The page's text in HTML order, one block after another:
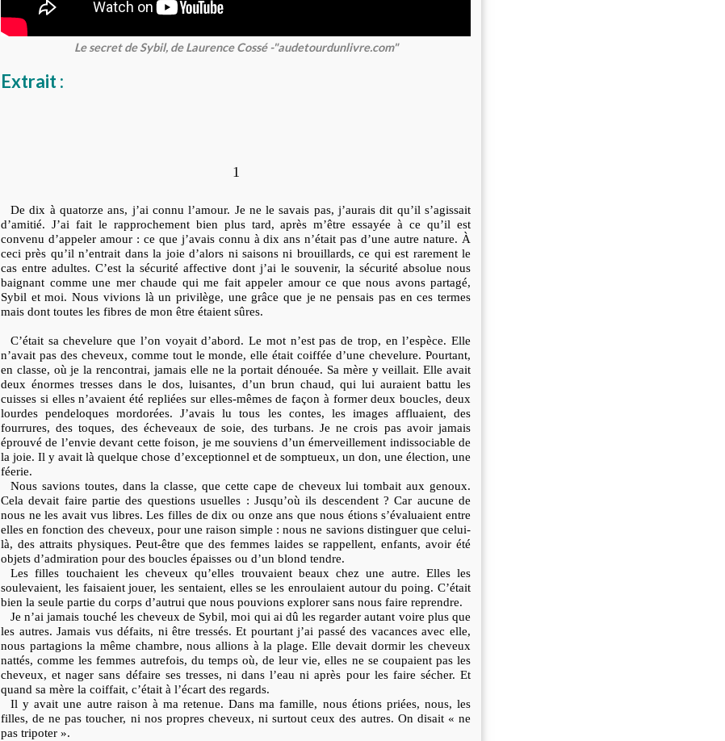
Le secret de Sybil, de Laurence Cossé -"audetourdunlivre.com"
Extrait :
1
De dix à quatorze ans, j’ai connu l’amour. Je ne le savais pas, j’aurais dit qu’il s’agissait
d’amitié. J’ai fait le rapprochement bien plus tard, après m’être essayée à ce qu’il est
convenu d’appeler amour : ce que j’avais connu à dix ans n’était pas d’une autre nature. À
ceci près qu’il n’entrait dans la joie d’alors ni saisons ni brouillards, ce qui est rarement le
cas entre adultes. C’est la sécurité affective dont j’ai le souvenir, la sécurité absolue nous
baignant comme une mer chaude qui me fait appeler amour ce que nous avons partagé,
Sybil et moi. Nous vivions là un privilège, une grâce que je ne pensais pas en ces termes
mais dont toutes les fibres de mon être étaient sûres.
C’était sa chevelure que l’on voyait d’abord. Le mot n’est pas de trop, en l’espèce. Elle
n’avait pas des cheveux, comme tout le monde, elle était coiffée d’une chevelure. Pourtant,
en classe, où je la rencontrai, jamais elle ne la portait dénouée. Sa mère y veillait. Elle avait
deux énormes tresses dans le dos, luisantes, d’un brun chaud, qui lui auraient battu les
cuisses si elles n’avaient été repliées sur elles-mêmes de façon à former deux boucles, deux
lourdes pendeloques mordorées. J’avais lu tous les contes, les images affluaient, des
fourrures, des toques, des écheveaux de soie, des turbans. Je ne crois pas avoir jamais
éprouvé de l’envie devant cette foison, je me souviens d’un émerveillement indissociable de
la joie. Il y avait là quelque chose d’exceptionnel et de somptueux, un don, une élection, une
féerie.
Nous savions toutes, dans la classe, que cette cape de cheveux lui tombait aux genoux.
Cela devait faire partie des questions usuelles : Jusqu’où ils descendent ? Car aucune de
nous ne les avait vus libres. Les filles de dix ou onze ans que nous étions s’évaluaient entre
elles en fonction des cheveux, pour une raison simple : nous ne savions distinguer que celui-
là, des attraits physiques. Peut-être que des femmes laides se rappellent, enfants, avoir été
objets d’admiration pour des boucles épaisses ou d’un blond tendre.
Les filles touchaient les cheveux qu’elles trouvaient beaux chez une autre. Elles les
soulevaient, les faisaient jouer, les sentaient, elles se les enroulaient autour du poing. C’était
bien la seule partie du corps d’autrui que nous pouvions explorer sans nous faire reprendre.
Je n’ai jamais touché les cheveux de Sybil, moi qui ai dû les regarder autant voire plus que
les autres. Jamais vus défaits, ni être tressés. Et pourtant j’ai passé des vacances avec elle,
nous partagions la même chambre, nous allions à la plage. Elle devait dormir les cheveux
nattés, comme les femmes autrefois, du temps où, de leur vie, elles ne se coupaient pas les
cheveux, et nager sans défaire ses tresses, ni dans l’eau ni après pour les faire sécher. Et
quand sa mère la coiffait, c’était à l’écart des regards.
Il y avait une autre raison à ma retenue. Dans ma famille, nous étions priées, nous, les
filles, de ne pas toucher, ni nos propres cheveux, ni surtout ceux des autres. On disait « ne
pas tripoter ».